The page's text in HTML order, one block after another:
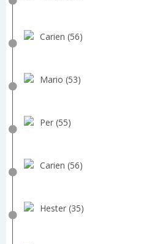
Carien (56)
Mario (53)
Per (55)
Carien (56)
Hester (35)